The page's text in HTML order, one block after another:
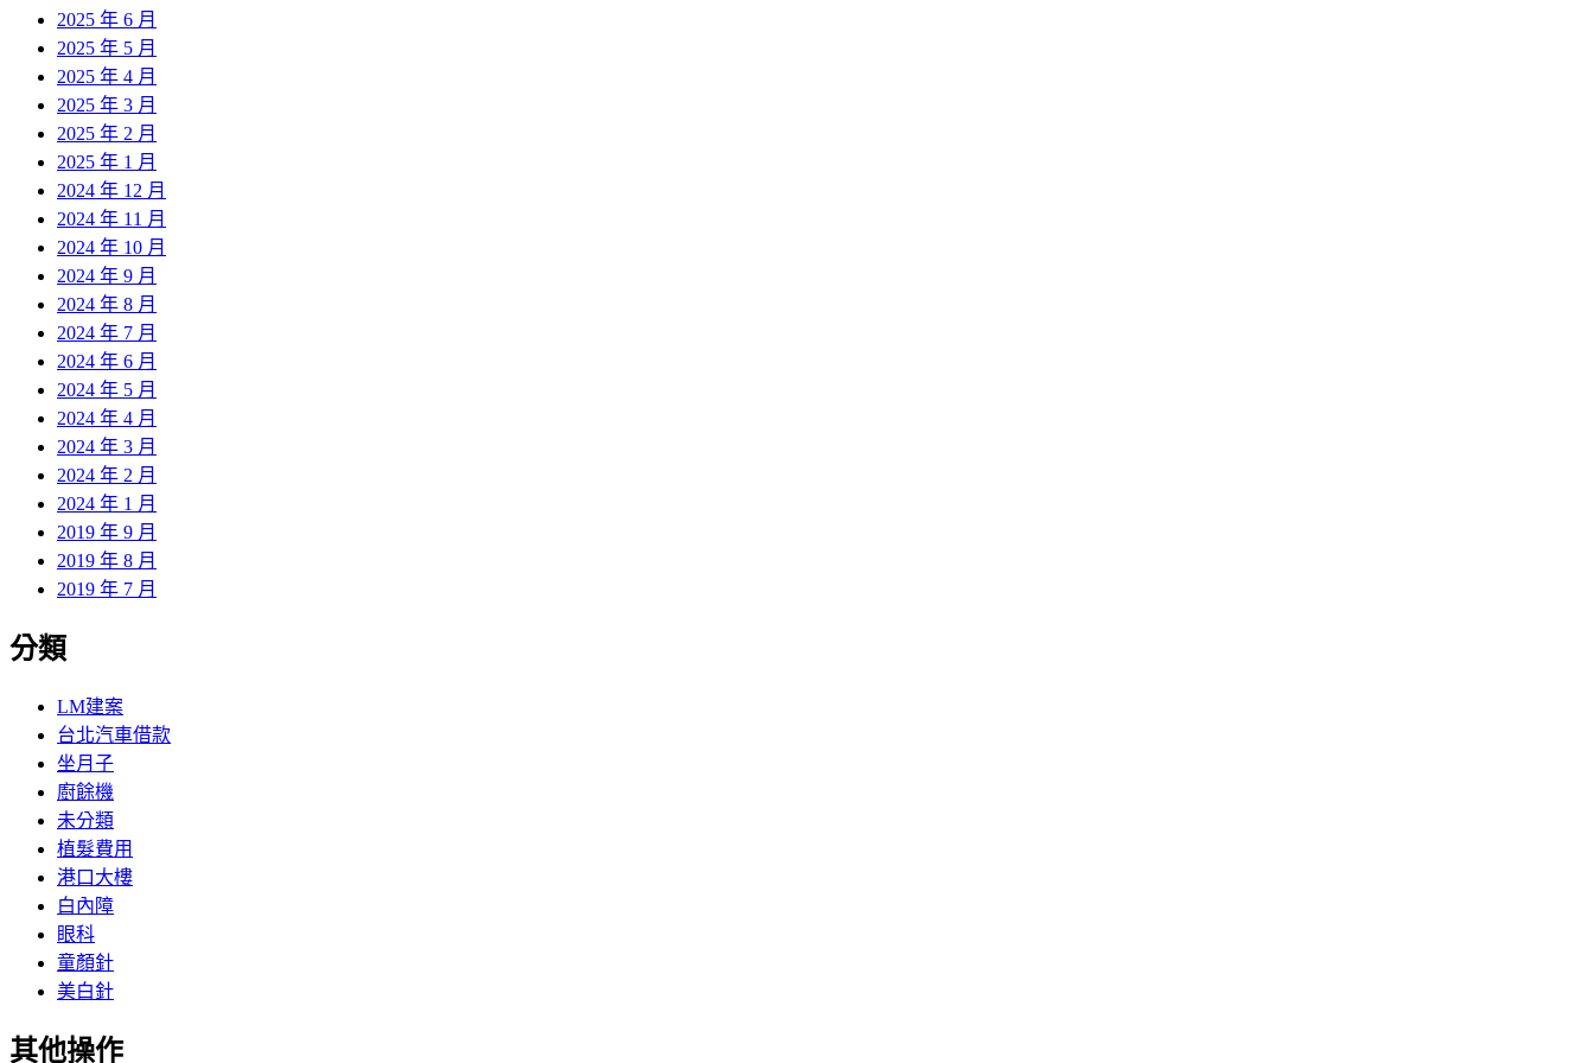
2025 年 6 月
2025 年 5 月
2025 年 4 月
2025 年 3 月
2025 年 2 月
2025 年 1 月
2024 年 12 月
2024 年 11 月
2024 年 10 月
2024 年 9 月
2024 年 8 月
2024 年 7 月
2024 年 6 月
2024 年 5 月
2024 年 4 月
2024 年 3 月
2024 年 2 月
2024 年 1 月
2019 年 9 月
2019 年 8 月
2019 年 7 月
分類
LM建案
台北汽車借款
坐月子
廚餘機
未分類
植髮費用
港口大樓
白內障
眼科
童顏針
美白針
其他操作